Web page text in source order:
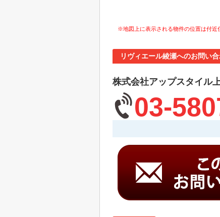
※地図上に表示される物件の位置は付近
リヴィエール綾瀬へのお問い
株式会社アップスタイル
03-